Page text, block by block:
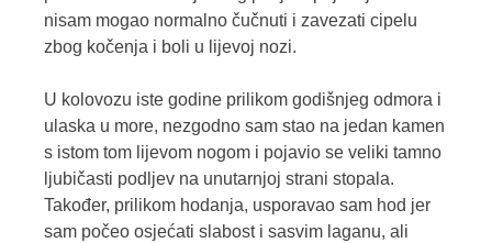
nisam mogao normalno čučnuti i zavezati cipelu
zbog kočenja i boli u lijevoj nozi.
U kolovozu iste godine prilikom godišnjeg odmora i
ulaska u more, nezgodno sam stao na jedan kamen
s istom tom lijevom nogom i pojavio se veliki tamno
ljubičasti podljev na unutarnjoj strani stopala.
Također, prilikom hodanja, usporavao sam hod jer
sam počeo osjećati slabost i sasvim laganu, ali